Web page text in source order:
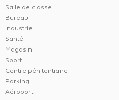
Salle de classe
Bureau
Industrie
Santé
Magasin
Sport
Centre pénitentiaire
Parking
Aéroport